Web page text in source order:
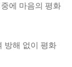
에 마음의 평화
방해 없이 평화